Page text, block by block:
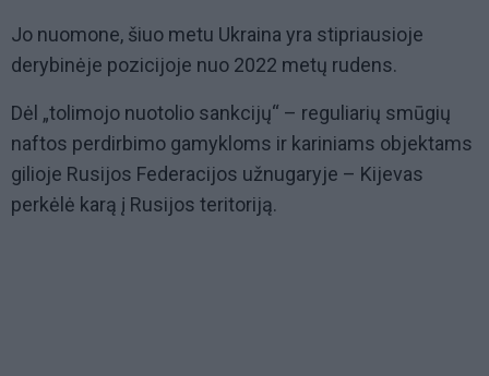
Jo nuomone, šiuo metu Ukraina yra stipriausioje
derybinėje pozicijoje nuo 2022 metų rudens.
Dėl „tolimojo nuotolio sankcijų“ – reguliarių smūgių
naftos perdirbimo gamykloms ir kariniams objektams
gilioje Rusijos Federacijos užnugaryje – Kijevas
perkėlė karą į Rusijos teritoriją.